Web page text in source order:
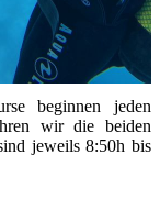
beginnen jeden
wir die beiden
jeweils 8:50h bis